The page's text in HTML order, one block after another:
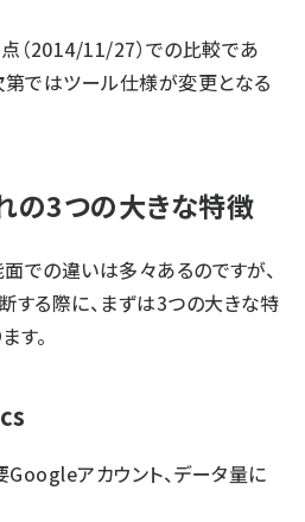
（2014/11/27）での比較であ
第ではツール仕様が変更となる
の3つの大きな特徴
での違いは多々あるのですが、
する際に、まずは3つの大きな特
す。
アカウント、データ量に